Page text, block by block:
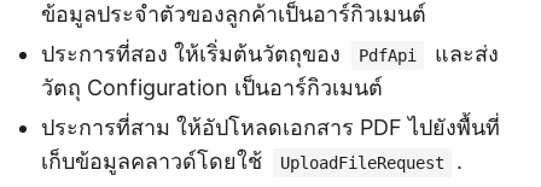
ข้อมูลประจำตัวของลูกค้าเป็นอาร์กิวเมนต์
ประการที่สอง ให้เริ่มต้นวัตถุของ
PdfApi
และส่ง
วัตถุ Configuration เป็นอาร์กิวเมนต์
ประการที่สาม ให้อัปโหลดเอกสาร PDF ไปยังพื้นที่
เก็บข้อมูลคลาวด์โดยใช้
UploadFileRequest
.